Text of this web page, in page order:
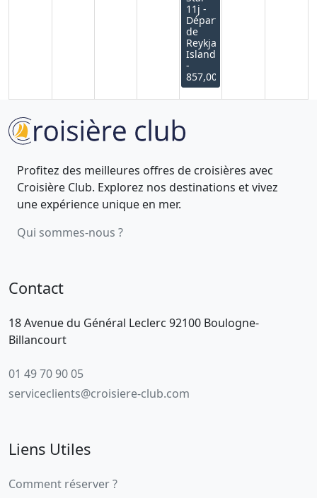
11j -
Départ
de
Reykjavik,
Islande
-
857,00€
Profitez des meilleures offres de croisières avec
Croisière Club. Explorez nos destinations et vivez
une expérience unique en mer.
Qui sommes-nous ?
Contact
18 Avenue du Général Leclerc 92100 Boulogne-
Billancourt
01 49 70 90 05
serviceclients@croisiere-club.com
Liens Utiles
Comment réserver ?